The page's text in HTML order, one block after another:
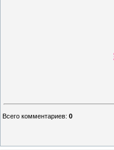
Всего комментариев: 0